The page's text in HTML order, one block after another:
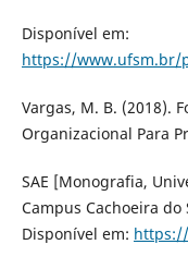
Disponível em:
https://www.ufsm.br/
Vargas, M. B. (2018).
Organizacional Para
SAE [Monografia,
Campus Cachoeira do
Disponível em: